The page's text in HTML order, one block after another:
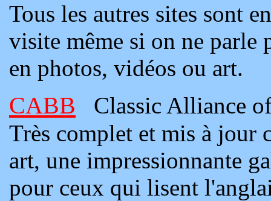
Tous les autres sites sont
visite même si on ne parle
en photos, vidéos ou art.
CABB
Classic Alliance
Très complet et mis à jour
art, une impressionnante
pour ceux qui lisent